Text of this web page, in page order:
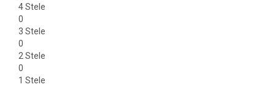
4 Stele
0
3 Stele
0
2 Stele
0
1 Stele